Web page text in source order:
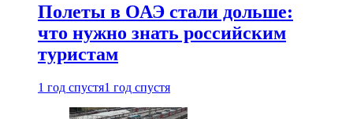
Полеты в ОАЭ стали дольше:
что нужно знать российским
туристам
1 год спустя1 год спустя